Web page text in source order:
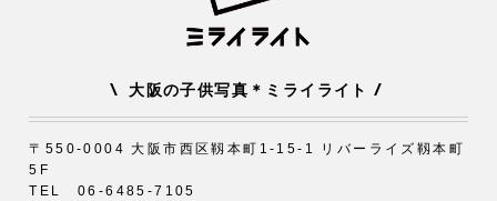
\ 大阪の子供写真＊ミライライト/
〒550-0004 大阪市西区靱本町1-15-1 リバーライズ靱本町
5F
TEL 06-6485-7105